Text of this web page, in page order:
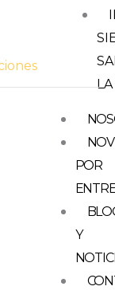
LA
POR
Y